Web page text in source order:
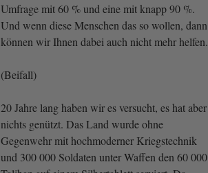
Umfrage mit 60 % und eine mit knapp 90 %.
Und wenn diese Menschen das so wollen, dann
können wir Ihnen dabei auch nicht mehr helfen.
(Beifall)
20 Jahre lang haben wir es versucht, es hat aber
nichts genützt. Das Land wurde ohne
Gegenwehr mit hochmoderner Kriegstechnik
und 300 000 Soldaten unter Waffen den 60 000